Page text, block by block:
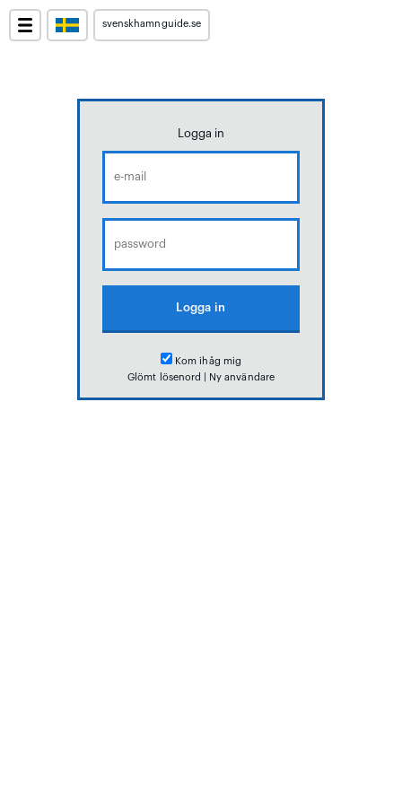
svenskhamnguide.se
Logga in
Kom ihåg mig
Glömt lösenord
Ny användare